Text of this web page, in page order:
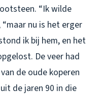
“Ik wilde
“maar nu is het erger
ik bij hem, en het
De veer had
de oude koperen
de jaren 90 in die